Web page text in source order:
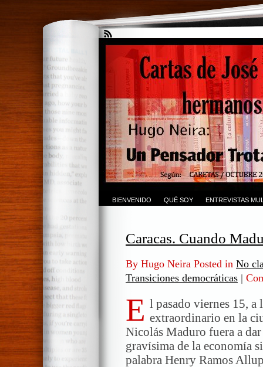
BIENVENIDO QUÉ SOY ENTREVISTAS
Caracas. Cuando
By Hugo Neira Posted in No
Transiciones democráticas |
E l pasado viernes 15, a
extraordinario en la
Nicolás Maduro fuera a
gravísima de la economía
palabra Henry Ramos